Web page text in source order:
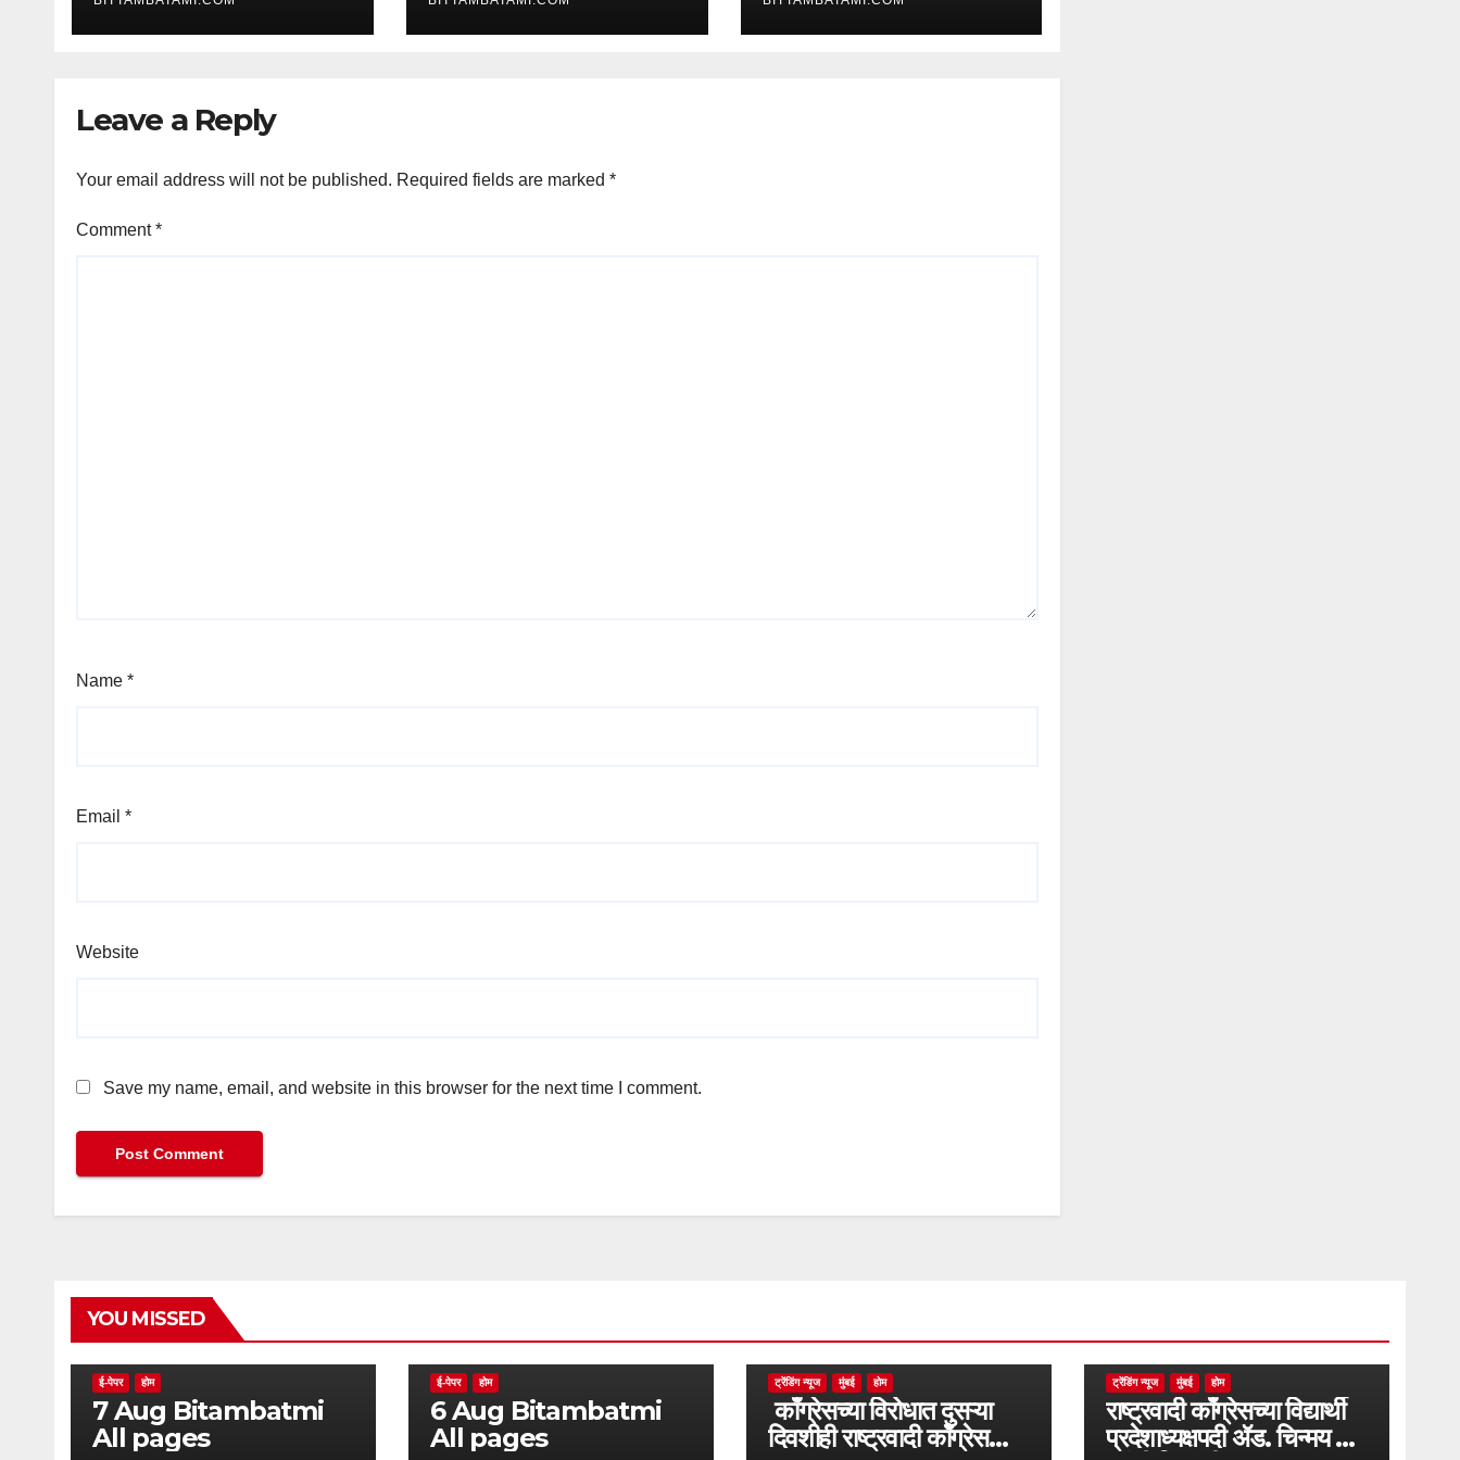
Leave a Reply
Your email address will not be published. Required fields are marked *
Comment*
Name *
Email *
Website
Save my name, email, and website in this browser for the next time I comment.
YOU MISSED
ई-पेपर होम
7 Aug Bitambatmi
All pages
ई-पेपर होम
6 Aug Bitambatmi
All pages
ट्रेंडिंग न्यूज मुंबई होम
काँग्रेसच्या विरोधात दुसऱ्या
दिवशीही राष्ट्रवादी काँग्रेस
ट्रेंडिंग न्यूज मुंबई होम
राष्ट्रवादी काँग्रेसच्या विद्यार्थी
प्रदेशाध्यक्षपदी ॲड. चिन्मय गाढे